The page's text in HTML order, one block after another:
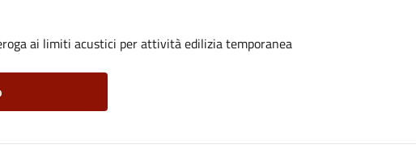
ai limiti acustici per attività edilizia temporanea